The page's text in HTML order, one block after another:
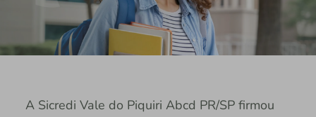
A Sicredi Vale do Piquiri Abcd PR/SP firmou